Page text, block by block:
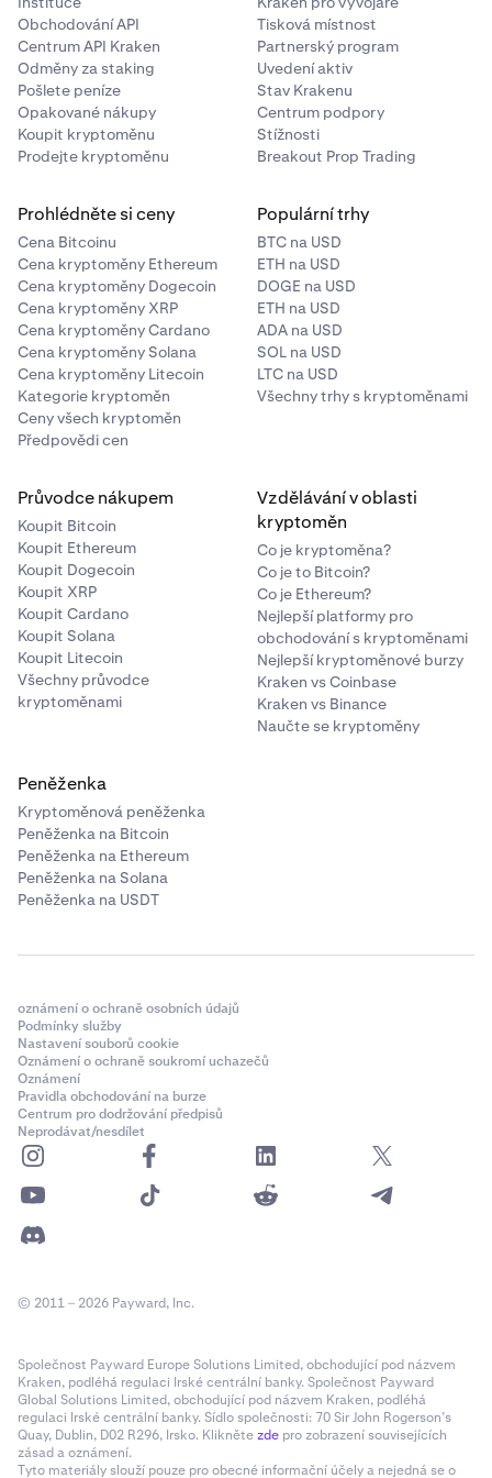
Obchodování API
Centrum API Kraken
Odměny za staking
Pošlete peníze
Opakované nákupy
Koupit kryptoměnu
Prodejte kryptoměnu
Tisková místnost
Partnerský program
Uvedení aktiv
Stav Krakenu
Centrum podpory
Stížnosti
Breakout Prop Trading
Prohlédněte si ceny
Cena Bitcoinu
Cena kryptoměny Ethereum
Cena kryptoměny Dogecoin
Cena kryptoměny XRP
Cena kryptoměny Cardano
Cena kryptoměny Solana
Cena kryptoměny Litecoin
Kategorie kryptoměn
Ceny všech kryptoměn
Předpovědi cen
Populární trhy
BTC na USD
ETH na USD
DOGE na USD
ETH na USD
ADA na USD
SOL na USD
LTC na USD
Všechny trhy s kryptoměnami
Průvodce nákupem
Koupit Bitcoin
Koupit Ethereum
Koupit Dogecoin
Koupit XRP
Koupit Cardano
Koupit Solana
Koupit Litecoin
Všechny průvodce
kryptoměnami
Vzdělávání v oblasti
kryptoměn
Co je kryptoměna?
Co je to Bitcoin?
Co je Ethereum?
Nejlepší platformy pro
obchodování s kryptoměnami
Nejlepší kryptoměnové burzy
Kraken vs Coinbase
Kraken vs Binance
Naučte se kryptoměny
Peněženka
Kryptoměnová peněženka
Peněženka na Bitcoin
Peněženka na Ethereum
Peněženka na Solana
Peněženka na USDT
oznámení o ochraně osobních údajů
Podmínky služby
Nastavení souborů cookie
Oznámení o ochraně soukromí uchazečů
Oznámení
Pravidla obchodování na burze
Centrum pro dodržování předpisů
Neprodávat/nesdílet
© 2011 – 2026 Payward, Inc.
Společnost Payward Europe Solutions Limited, obchodující pod názvem
Kraken, podléhá regulaci Irské centrální banky. Společnost Payward
Global Solutions Limited, obchodující pod názvem Kraken, podléhá
regulaci Irské centrální banky. Sídlo společnosti: 70 Sir John Rogerson’s
Quay, Dublin, D02 R296, Irsko. Kliknětezde pro zobrazení souvisejících
zásad a oznámení.
Tyto materiály slouží pouze pro obecné informační účely a nejedná se o